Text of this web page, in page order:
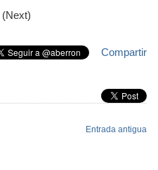
(Next)
Compartir
Entrada antigua